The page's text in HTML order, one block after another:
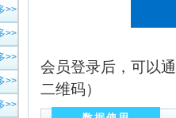
>>
>>
>>
>>
>>
会员登录后，可以
二维码）